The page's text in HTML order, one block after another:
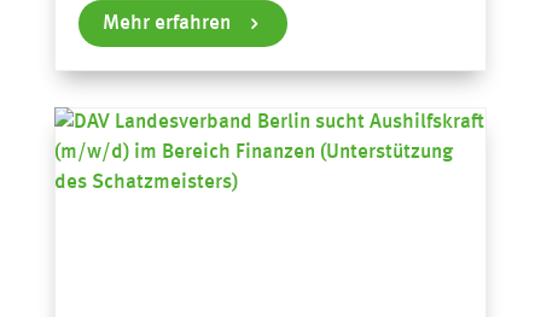
Mehr erfahren